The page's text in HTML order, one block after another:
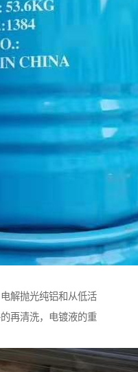
解抛光纯铝和从低活
再清洗，电镀液的重